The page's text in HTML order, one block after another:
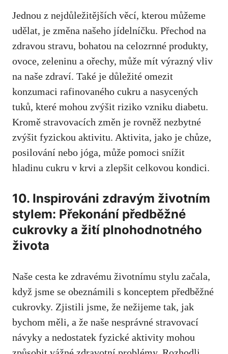
Jednou z ‌nejdůležitějších věcí, kterou můžeme
udělat, je⁤ změna našeho jídelníčku.⁣ Přechod⁤ na
zdravou stravu, bohatou na celozrnné produkty,
ovoce, zeleninu ⁤a ořechy,‌ může mít ⁣výrazný​ vliv
⁢na naše zdraví. Také​ je ‌důležité omezit
konzumaci rafinovaného ‍cukru a nasycených⁢
tuků, které mohou zvýšit riziko ‌vzniku diabetu.
Kromě stravovacích změn je rovněž nezbytné
⁢zvýšit fyzickou aktivitu. Aktivita, jako‌ je ‍chůze,
posilování nebo jóga, může pomoci snížit
‌hladinu cukru v ​krvi a zlepšit celkovou kondici.
10. ⁢Inspirováni zdravým životním⁣
stylem: Překonání předběžné
cukrovky a žití plnohodnotného
života
Naše ​cesta ke ‌zdravému životnímu stylu začala,
když jsme se obeznámili s⁤ konceptem předběžné
cukrovky. Zjistili⁤ jsme, že nežijeme tak, jak
bychom měli, a že naše nesprávné stravovací
návyky a nedostatek fyzické aktivity mohou⁤